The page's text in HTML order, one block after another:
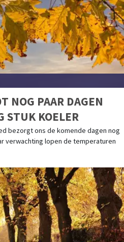
NOG PAAR DAGEN
STUK KOELER
bezorgt ons de komende dagen nog
verwachting lopen de temperaturen